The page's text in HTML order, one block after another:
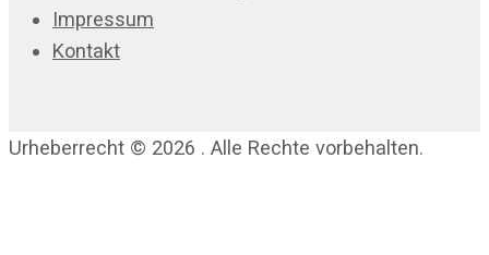
Impressum
Kontakt
Urheberrecht © 2026 . Alle Rechte vorbehalten.